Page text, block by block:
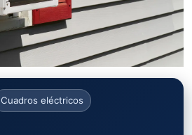
Cuadros eléctricos